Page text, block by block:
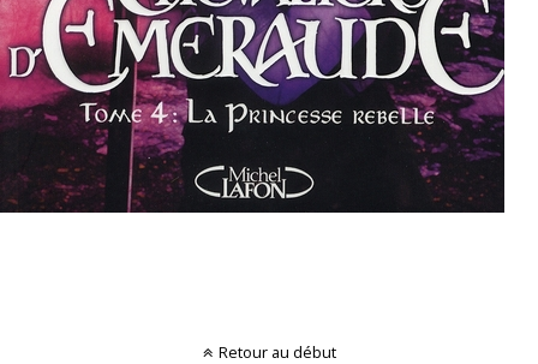
Retour au début